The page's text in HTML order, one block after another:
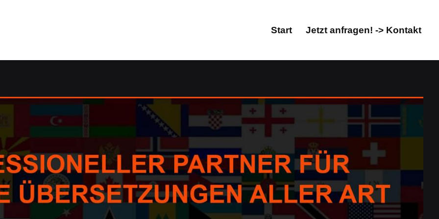
Start Jetzt anfragen! -> Kontakt
Dolmetscher.de: ✓dolmetschen, Übersetzungsagentur, Korrektorat/Lektorat, Übersetzungsbüro. Holen Sie
↗️Guul Prime oder ✓Korrektorat/Lektorat, dolmetschen, Übersetzungsagentur, Übersetzungsbüro. Verfügbar:
✓Korrektorat/Lektorat oder ✓Übersetzungsbüro in Sankt Georgen (Schwarzwald) bei Guul Prime – Ihr
sich bei uns ✉.